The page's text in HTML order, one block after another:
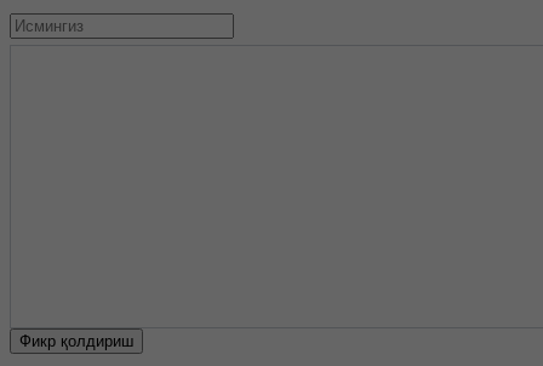
Фикр қолдириш